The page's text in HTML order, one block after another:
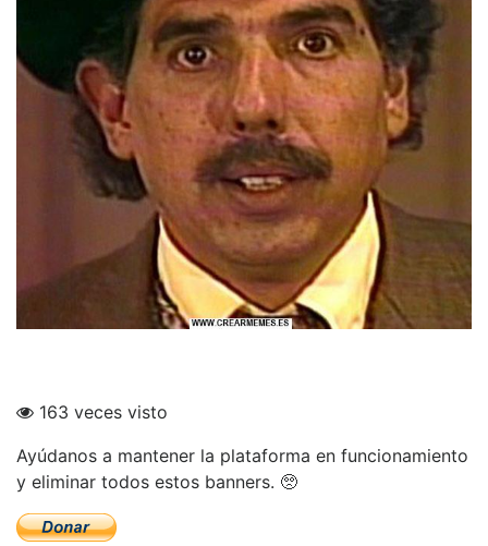
163 veces visto
Ayúdanos a mantener la plataforma en funcionamiento
y eliminar todos estos banners. 🥺